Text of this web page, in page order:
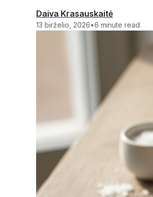
Daiva Krasauskaitė
13 birželio, 2026•6 minute read